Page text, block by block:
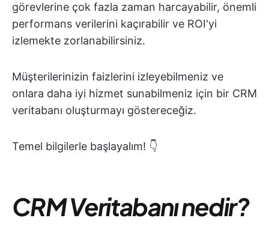
görevlerine çok fazla zaman harcayabilir, önemli
performans verilerini kaçırabilir ve ROI'yi
izlemekte zorlanabilirsiniz.
Müşterilerinizin faizlerini izleyebilmeniz ve
onlara daha iyi hizmet sunabilmeniz için bir CRM
veritabanı oluşturmayı göstereceğiz.
Temel bilgilerle başlayalım! 👇
CRM Veritabanı nedir?